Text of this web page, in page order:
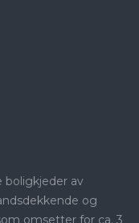
boligkjeder av
og
omsetter for ca. 3